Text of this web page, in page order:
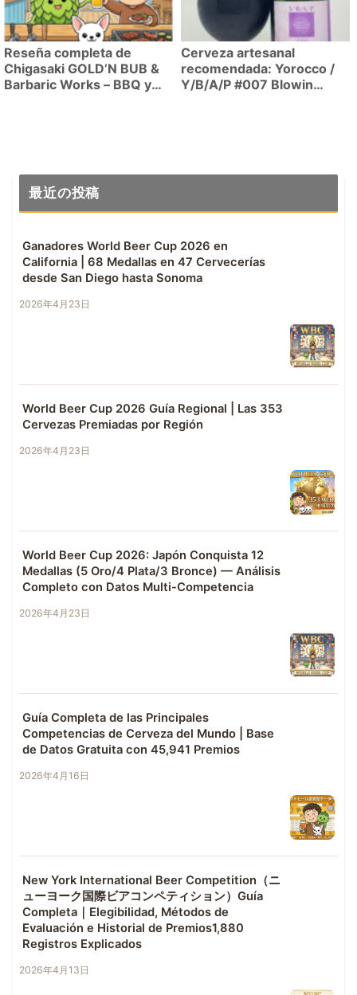
Reseña completa de
Chigasaki GOLD’N BUB &
Barbaric Works – BBQ y
Cerveza artesanal
recomendada: Yorocco /
Y/B/A/P #007 Blowin
最近の投稿
Ganadores World Beer Cup 2026 en
California | 68 Medallas en 47 Cervecerías
desde San Diego hasta Sonoma
2026年4月23日
World Beer Cup 2026 Guía Regional | Las 353
Cervezas Premiadas por Región
2026年4月23日
World Beer Cup 2026: Japón Conquista 12
Medallas (5 Oro/4 Plata/3 Bronce) — Análisis
Completo con Datos Multi-Competencia
2026年4月23日
Guía Completa de las Principales
Competencias de Cerveza del Mundo | Base
de Datos Gratuita con 45,941 Premios
2026年4月16日
New York International Beer Competition（ニ
ューヨーク国際ビアコンペティション）Guía
Completa｜Elegibilidad, Métodos de
Evaluación e Historial de Premios1,880
Registros Explicados
2026年4月13日